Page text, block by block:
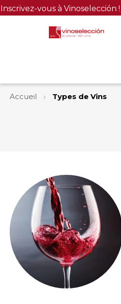
Inscrivez-vous à Vinoselección !
Accueil Types de Vins